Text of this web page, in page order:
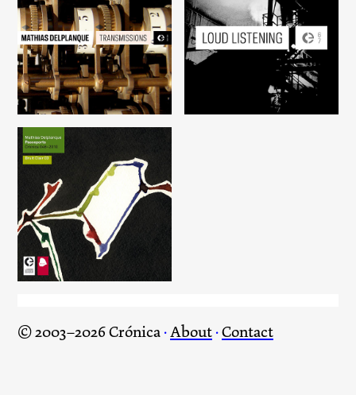
Transmissions Loud Listening
Passeports
© 2003–2026 Crónica·About·Contact